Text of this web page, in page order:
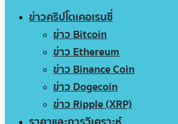
ข่าวคริปโตเคอเรนซี่
ข่าว Bitcoin
ข่าว Ethereum
ข่าว Binance Coin
ข่าว Dogecoin
ข่าว Ripple (XRP)